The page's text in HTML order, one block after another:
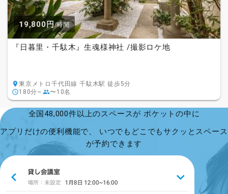
19,800円/時間
『日暮里・千駄木』生魂様神社 /撮影ロケ地
東京メトロ千代田線 千駄木駅 徒歩5分
180分~
〜10名
全国48,000件以上のスペースが ポケットの中に
アプリだけの便利機能で、 いつでもどこでもサクッとスペース
が予約できます